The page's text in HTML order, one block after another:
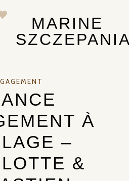
MARINE
À
–
&